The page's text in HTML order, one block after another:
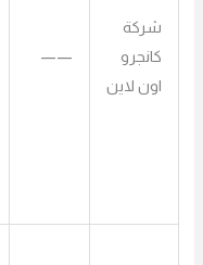
شركة
كانجرو
اون لاين
——